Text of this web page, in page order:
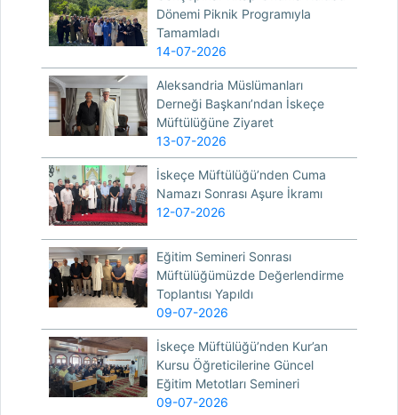
Dönemi Piknik Programıyla
Tamamladı
14-07-2026
Aleksandria Müslümanları
Derneği Başkanı’ndan İskeçe
Müftülüğüne Ziyaret
13-07-2026
İskeçe Müftülüğü’nden Cuma
Namazı Sonrası Aşure İkramı
12-07-2026
Eğitim Semineri Sonrası
Müftülüğümüzde Değerlendirme
Toplantısı Yapıldı
09-07-2026
İskeçe Müftülüğü’nden Kur’an
Kursu Öğreticilerine Güncel
Eğitim Metotları Semineri
09-07-2026